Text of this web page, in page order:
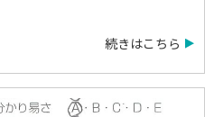
続きはこちら